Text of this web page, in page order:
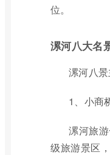
位。
漯河八大名
漯河八
1、小商
漯河旅
级旅游景区